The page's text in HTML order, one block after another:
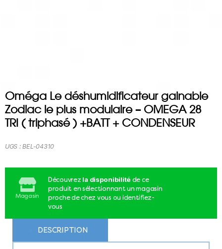
Oméga Le déshumidificateur gainable
Zodiac le plus modulaire – OMEGA 28
TRI ( triphasé ) +BATT + CONDENSEUR
Magasin
Découvrez la disponibilité de ce
produit en sélectionnant un magasin
proche de chez vous ou identifiez-
vous
UGS :BEL-04310
DESCRIPTION